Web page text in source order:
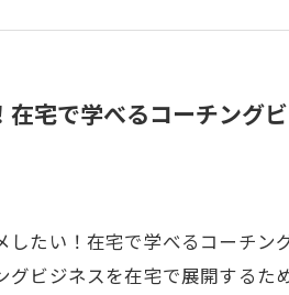
在宅で学べるコーチング
たい！在宅で学べるコーチン
ビジネスを在宅で展開するた